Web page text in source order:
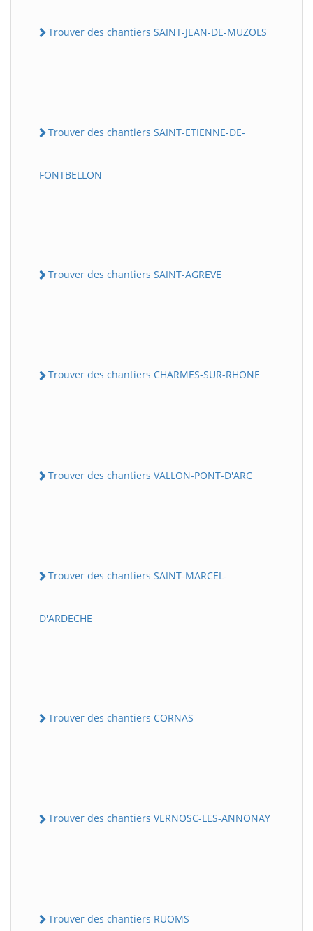
Trouver des chantiers SAINT-JEAN-DE-MUZOLS
Trouver des chantiers SAINT-ETIENNE-DE-
FONTBELLON
Trouver des chantiers SAINT-AGREVE
Trouver des chantiers CHARMES-SUR-RHONE
Trouver des chantiers VALLON-PONT-D'ARC
Trouver des chantiers SAINT-MARCEL-
D'ARDECHE
Trouver des chantiers CORNAS
Trouver des chantiers VERNOSC-LES-ANNONAY
Trouver des chantiers RUOMS